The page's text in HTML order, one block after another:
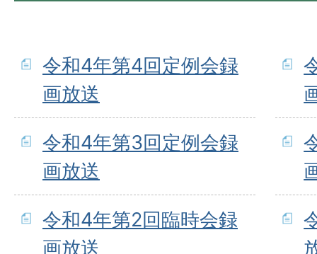
令和4年第4回定例会録
画放送
令和4年第3回定例会録
画放送
令和4年第2回臨時会録
画放送